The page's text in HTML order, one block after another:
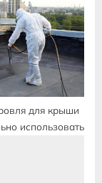
для крыши
использовать